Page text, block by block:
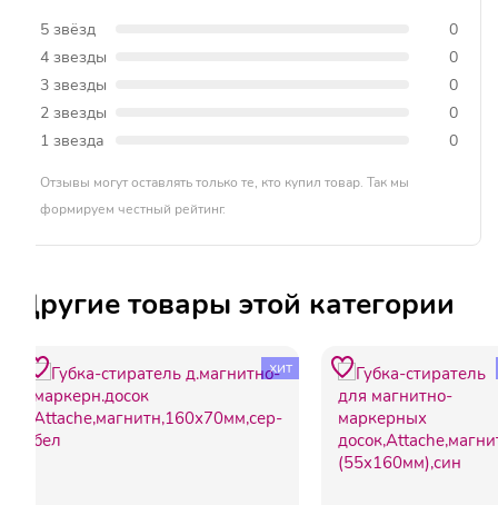
5 звёзд
0
4 звезды
0
3 звезды
0
2 звезды
0
1 звезда
0
Отзывы могут оставлять только те, кто купил товар. Так мы
формируем честный рейтинг.
Другие товары этой категории
хит